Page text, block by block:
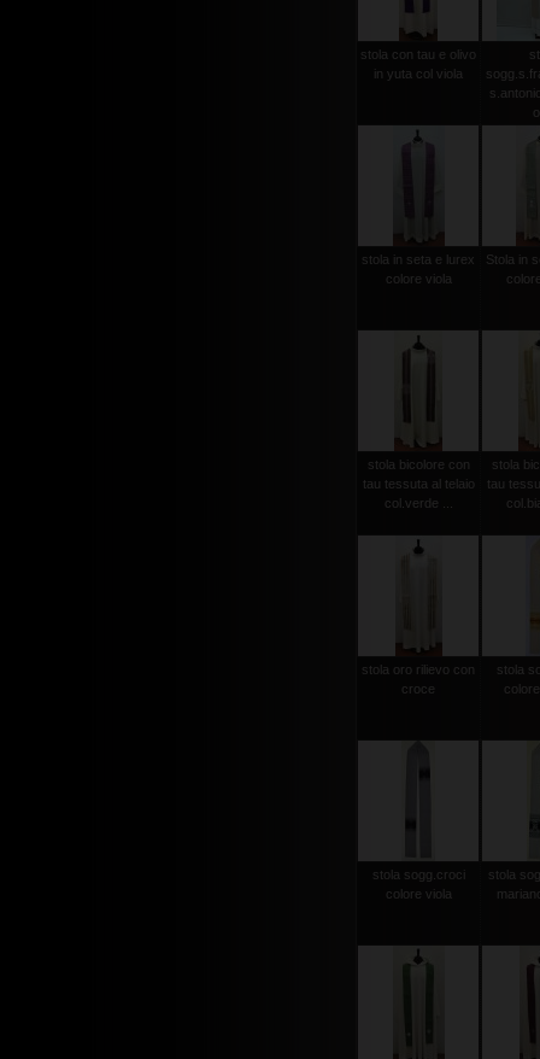
stola con tau e olivo
in yuta col viola
stola in seta e lurex
colore viola
Stola in
stola bicolore con
tau tessuta al telaio
col.verde ...
stola
tau
stola oro rilievo con
croce
stola
stola sogg.croci
colore viola
stola